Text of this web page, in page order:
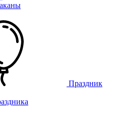
Праздник